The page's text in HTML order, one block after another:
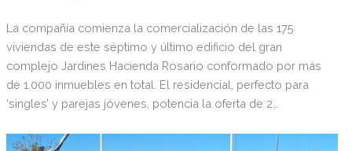
La compañía comienza la comercialización de las 175
viviendas de este séptimo y último edificio del gran
complejo Jardines Hacienda Rosario conformado por más
de 1.000 inmuebles en total. El residencial, perfecto para
‘singles’ y parejas jóvenes, potencia la oferta de 2
relación calidad precio e imbatibles zonas comunes.